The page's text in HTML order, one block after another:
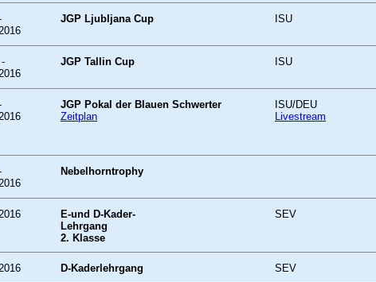
JGP Ljubljana Cup ISU
JGP Tallin Cup ISU
JGP Pokal der Blauen Schwerter
Zeitplan
ISU/DEU
Livestream
Nebelhorntrophy
E-und D-Kader-
Lehrgang
2. Klasse
SEV
D-Kaderlehrgang SEV